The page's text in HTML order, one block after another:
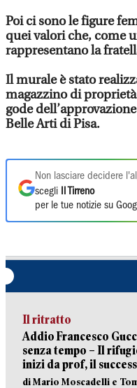
Poi ci sono le figure
quei valori che, come
rappresentano la
Il murale è stato
magazzino di
gode
Belle Arti di Pisa.
Non lasciare decidere
scegli
Il Tirreno
per le tue notizie su
Il ritratto
Addio Francesco
senza tempo – Il
inizi da prof, il
di Mario Moscadelli e